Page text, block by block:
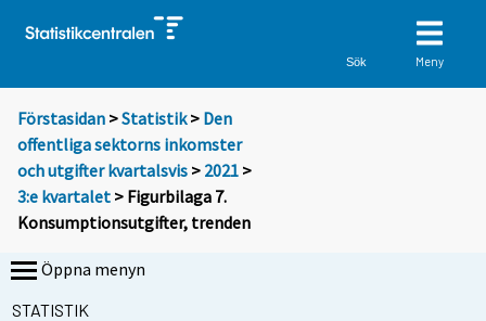
Sök Meny
Förstasidan >Statistik > Den
offentliga sektorns inkomster
och utgifter kvartalsvis > 2021 >
3:e kvartalet > Figurbilaga 7.
Konsumptionsutgifter, trenden
Öppna menyn
STATISTIK